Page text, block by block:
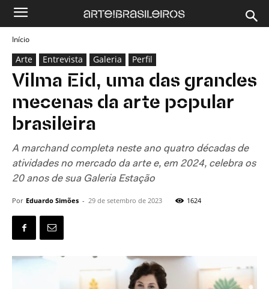
Início
Arte Entrevista Galeria Perfil
Vilma Eid, uma das grandes
mecenas da arte popular
brasileira
A marchand completa neste ano quatro décadas de
atividades no mercado da arte e, em 2024, celebra os
20 anos de sua Galeria Estação
Por Eduardo Simões - 29 de setembro de 2023 1624